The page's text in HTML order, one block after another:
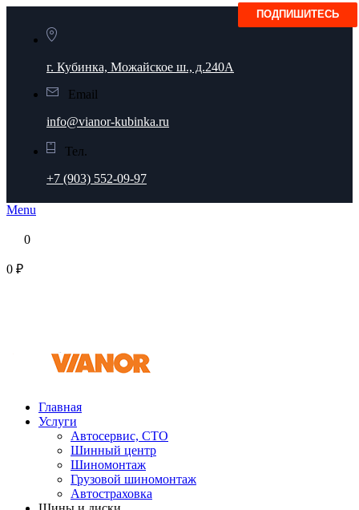
г. Кубинка, Можайское ш., д.240А
Email
info@vianor-kubinka.ru
Тел.
+7 (903) 552-09-97
Menu
0
0 ₽
Главная
Услуги
Автосервис, СТО
Шинный центр
Шиномонтаж
Грузовой шиномонтаж
Автостраховка